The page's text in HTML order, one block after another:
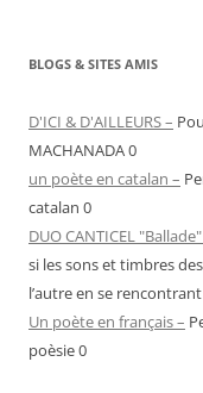
BLOGS & SITES AMIS
D'ICI & D'AILLEURS –
MACHANADA 0
un poète en catalan –
catalan 0
DUO CANTICEL
si les sons et timbres
l’autre en se
Un poète en français –
poèsie 0